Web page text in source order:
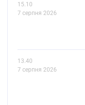
15.10
7 серпня 2026
13.40
7 серпня 2026